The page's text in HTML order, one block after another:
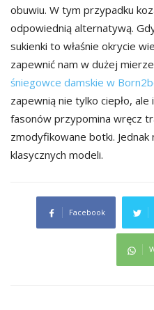
obuwiu. W tym przypadku
odpowiednią alternatywą.
sukienki to właśnie okrycie
zapewnić nam w dużej
śniegowce damskie w
zapewnią nie tylko ciepło,
fasonów przypomina wręcz
zmodyfikowane botki.
klasycznych modeli.
Facebook